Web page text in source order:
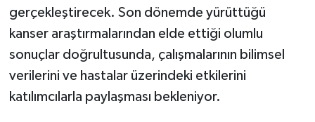
gerçekleştirecek. Son dönemde yürüttüğü
kanser araştırmalarından elde ettiği olumlu
sonuçlar doğrultusunda, çalışmalarının bilimsel
verilerini ve hastalar üzerindeki etkilerini
katılımcılarla paylaşması bekleniyor.